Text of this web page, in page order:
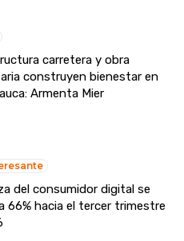
carretera y obra
construyen bienestar en
Armenta Mier
del consumidor digital se
66% hacia el tercer trimestre